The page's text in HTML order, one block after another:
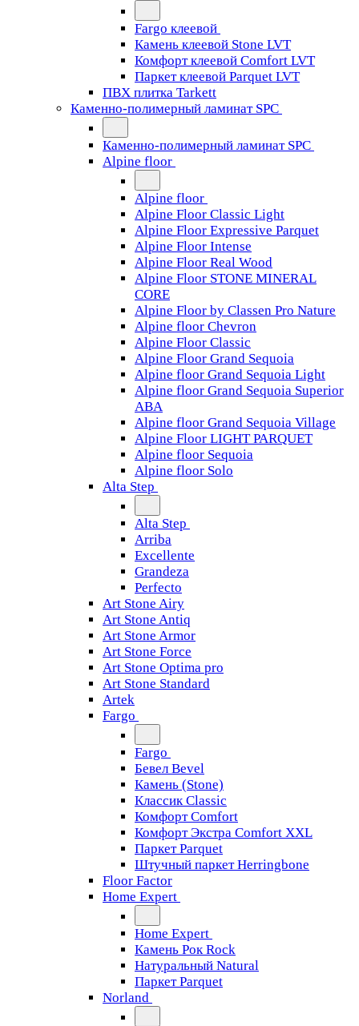
Fargo клеевой
Камень клеевой Stone LVT
Комфорт клеевой Comfort LVT
Паркет клеевой Parquet LVT
ПВХ плитка Tarkett
Каменно-полимерный ламинат SPC
Каменно-полимерный ламинат SPC
Alpine floor
Alpine floor
Alpine Floor Classic Light
Alpine Floor Expressive Parquet
Alpine Floor Intense
Alpine Floor Real Wood
Alpine Floor STONE MINERAL
CORE
Alpine Floor by Classen Pro Nature
Alpine floor Chevron
Alpine Floor Classic
Alpine Floor Grand Sequoia
Alpine floor Grand Sequoia Light
Alpine floor Grand Sequoia Superior
ABA
Alpine floor Grand Sequoia Village
Alpine Floor LIGHT PARQUET
Alpine floor Sequoia
Alpine floor Solo
Alta Step
Alta Step
Arriba
Excellente
Grandeza
Perfecto
Art Stone Airy
Art Stone Antiq
Art Stone Armor
Art Stone Force
Art Stone Optima pro
Art Stone Standard
Artek
Fargo
Fargo
Бевел Bevel
Камень (Stone)
Классик Classic
Комфорт Comfort
Комфорт Экстра Comfort XXL
Паркет Parquet
Штучный паркет Herringbone
Floor Factor
Home Expert
Home Expert
Камень Рок Rock
Натуральный Natural
Паркет Parquet
Norland